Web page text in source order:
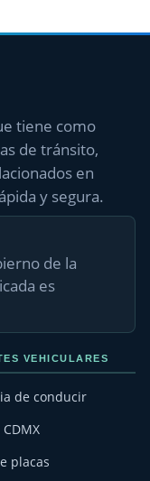
tiene como
de tránsito,
en
y segura.
de la
es
VEHICULARES
de conducir
placas